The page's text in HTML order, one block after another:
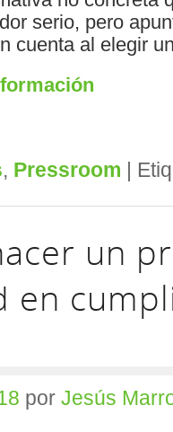
serio, pero
cuenta al elegir
, Pressroom |
un
en
por Jesús